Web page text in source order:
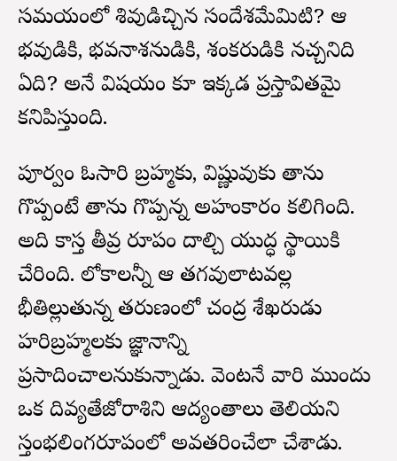
సమయంలో శివుడిచ్చిన సందేశమేమిటి? ఆ
భవుడికి, భవనాశనుడికి, శంకరుడికి నచ్చనిది
ఏది? అనే విషయం కూడా ఇక్కడ ప్రస్తావితమై
కనిపిస్తుంది.
పూర్వం ఓసారి బ్రహ్మకు, విష్ణువుకు తాను
గొప్పంటే తాను గొప్పన్న అహంకారం కలిగింది.
అది కాస్త తీవ్ర రూపం దాల్చి యుద్ధ స్థాయికి
చేరింది. లోకాలన్నీ ఆ తగవులాటవల్ల
భీతిల్లుతున్న తరుణంలో చంద్ర శేఖరుడు
హరిబ్రహ్మలకు జ్ఞానాన్ని
ప్రసాదించాలనుకున్నాడు. వెంటనే వారి ముందు
ఒక దివ్యతేజోరాశిని ఆద్యంతాలు తెలియని
స్తంభలింగరూపంలో అవతరించేలా చేశాడు.